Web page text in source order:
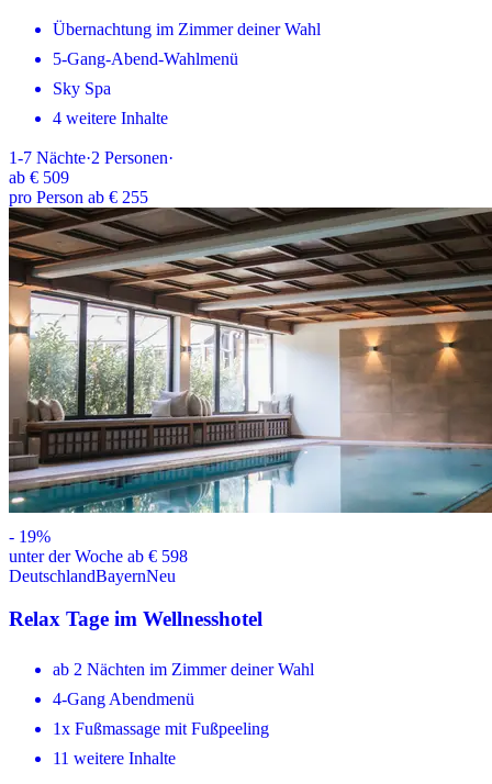
Übernachtung im Zimmer deiner Wahl
5-Gang-Abend-Wahlmenü
Sky Spa
4 weitere Inhalte
1-7 Nächte·2 Personen·
ab € 509
pro Person ab € 255
- 19%
unter der Woche ab € 598
DeutschlandBayernNeu
Relax Tage im Wellnesshotel
ab 2 Nächten im Zimmer deiner Wahl
4-Gang Abendmenü
1x Fußmassage mit Fußpeeling
11 weitere Inhalte